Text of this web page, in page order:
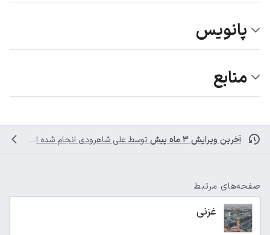
پانویس
منابع
آخرین ویرایش ۳ ماه پیش توسط علی شاهرودی انجام شده است
صفحه‌های مرتبط
غزنی